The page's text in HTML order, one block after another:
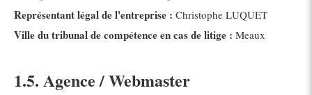
Représentant légal de l'entreprise : Christophe LUQUET
Ville du tribunal de compétence en cas de litige : Meaux
1.5. Agence / Webmaster